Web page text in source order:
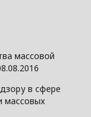
массовой
в сфере
массовых